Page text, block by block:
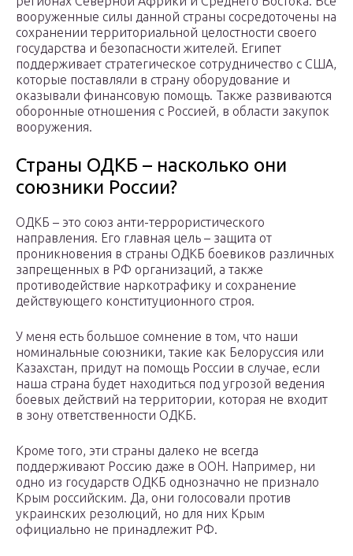
вооруженные силы данной страны сосредоточены на
сохранении территориальной целостности своего
государства и безопасности жителей. Египет
поддерживает стратегическое сотрудничество с США,
которые поставляли в страну оборудование и
оказывали финансовую помощь. Также развиваются
оборонные отношения с Россией, в области закупок
вооружения.
Страны ОДКБ – насколько они
союзники России?
ОДКБ – это союз анти-террористического
направления. Его главная цель – защита от
проникновения в страны ОДКБ боевиков различных
запрещенных в РФ организаций, а также
противодействие наркотрафику и сохранение
действующего конституционного строя.
У меня есть большое сомнение в том, что наши
номинальные союзники, такие как Белоруссия или
Казахстан, придут на помощь России в случае, если
наша страна будет находиться под угрозой ведения
боевых действий на территории, которая не входит
в зону ответственности ОДКБ.
Кроме того, эти страны далеко не всегда
поддерживают Россию даже в ООН. Например, ни
одно из государств ОДКБ однозначно не признало
Крым российским. Да, они голосовали против
украинских резолюций, но для них Крым
официально не принадлежит РФ.